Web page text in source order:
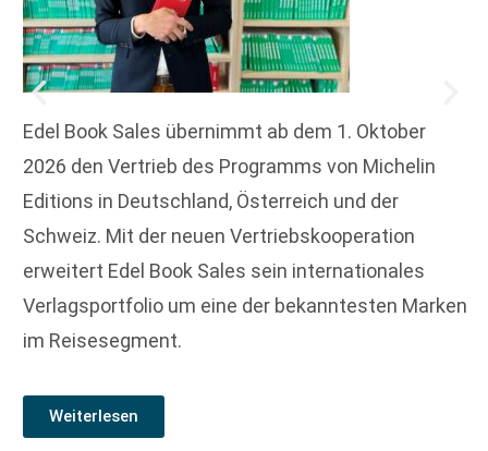
Edel Book Sales übernimmt ab dem 1. Oktober
2026 den Vertrieb des Programms von Michelin
Editions in Deutschland, Österreich und der
Schweiz. Mit der neuen Vertriebskooperation
erweitert Edel Book Sales sein internationales
Verlagsportfolio um eine der bekanntesten Marken
im Reisesegment.
Weiterlesen